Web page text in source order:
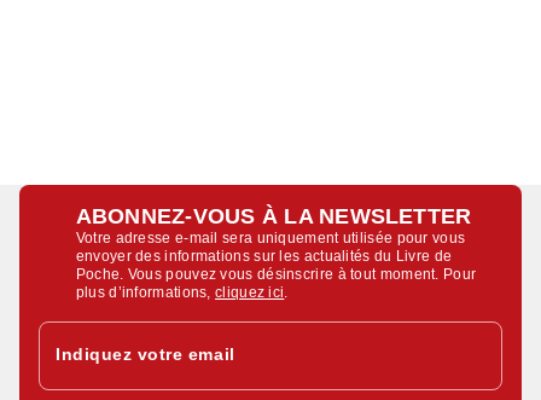
ABONNEZ-VOUS À LA NEWSLETTER
Votre adresse e-mail sera uniquement utilisée pour vous
envoyer des informations sur les actualités du Livre de
Poche. Vous pouvez vous désinscrire à tout moment. Pour
plus d’informations,cliquez ici
Indiquez votre email